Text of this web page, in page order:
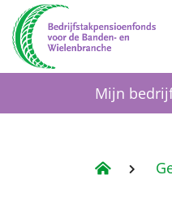
Mijn